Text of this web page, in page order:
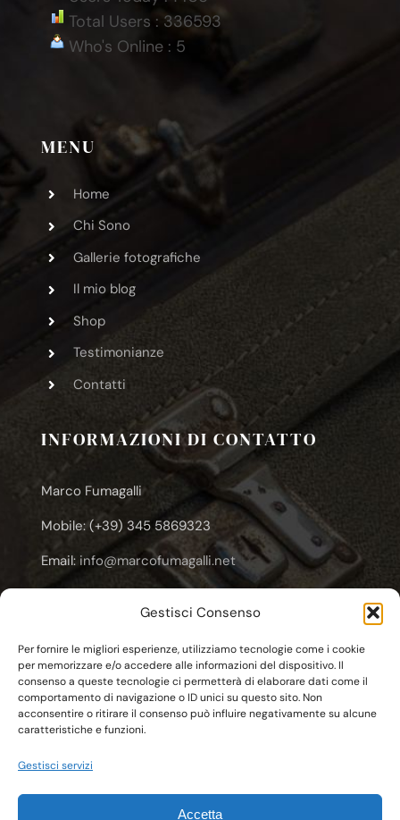
Gestisci Consenso
Per fornire le migliori esperienze, utilizziamo tecnologie come i cookie
per memorizzare e/o accedere alle informazioni del dispositivo. Il
consenso a queste tecnologie ci permetterà di elaborare dati come il
comportamento di navigazione o ID unici su questo sito. Non
acconsentire o ritirare il consenso può influire negativamente su alcune
caratteristiche e funzioni.
Gestisci servizi
Accetta
Total Users : 336593
Who's Online : 5
MENU
Home
Chi Sono
Gallerie fotografiche
Il mio blog
Shop
Testimonianze
Contatti
INFORMAZIONI DI CONTATTO
Marco Fumagalli
Mobile: (+39) 345 5869323
Email: info@marcofumagalli.net
© Copyright 2011 - 2026 | C.F. FMGMCG62E20F704T